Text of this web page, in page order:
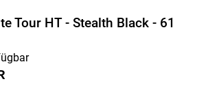
Tour HT - Stealth Black - 61